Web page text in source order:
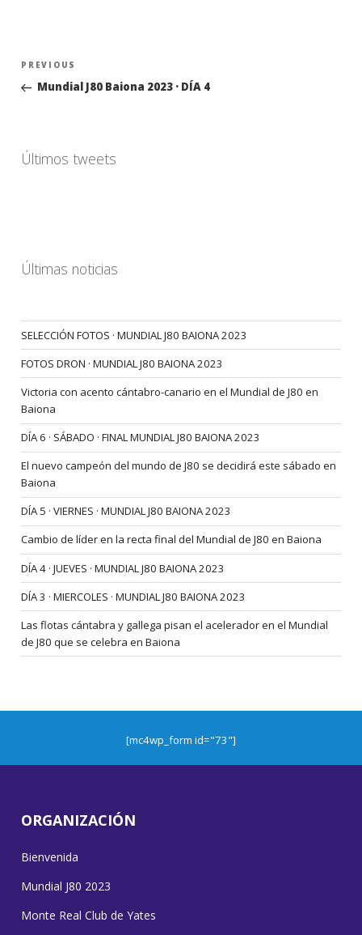
Navegación
entradas
Previous
Post
PREVIOUS
Mundial J80 Baiona 2023 · DÍA 4
Últimos tweets
Últimas noticias
SELECCIÓN FOTOS · MUNDIAL J80 BAIONA 2023
FOTOS DRON · MUNDIAL J80 BAIONA 2023
Victoria con acento cántabro-canario en el Mundial de J80 en
Baiona
DÍA 6 · SÁBADO · FINAL MUNDIAL J80 BAIONA 2023
El nuevo campeón del mundo de J80 se decidirá este sábado en
Baiona
DÍA 5 · VIERNES · MUNDIAL J80 BAIONA 2023
Cambio de líder en la recta final del Mundial de J80 en Baiona
DÍA 4 · JUEVES · MUNDIAL J80 BAIONA 2023
DÍA 3 · MIERCOLES · MUNDIAL J80 BAIONA 2023
Las flotas cántabra y gallega pisan el acelerador en el Mundial
de J80 que se celebra en Baiona
[mc4wp_form id="73"]
ORGANIZACIÓN
Bienvenida
Mundial J80 2023
Monte Real Club de Yates